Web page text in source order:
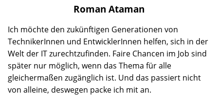
Roman Ataman
Ich möchte den zukünftigen Generationen von
TechnikerInnen und EntwicklerInnen helfen, sich in der
Welt der IT zurechtzufinden. Faire Chancen im Job sind
später nur möglich, wenn das Thema für alle
gleichermaßen zugänglich ist. Und das passiert nicht
von alleine, deswegen packe ich mit an.